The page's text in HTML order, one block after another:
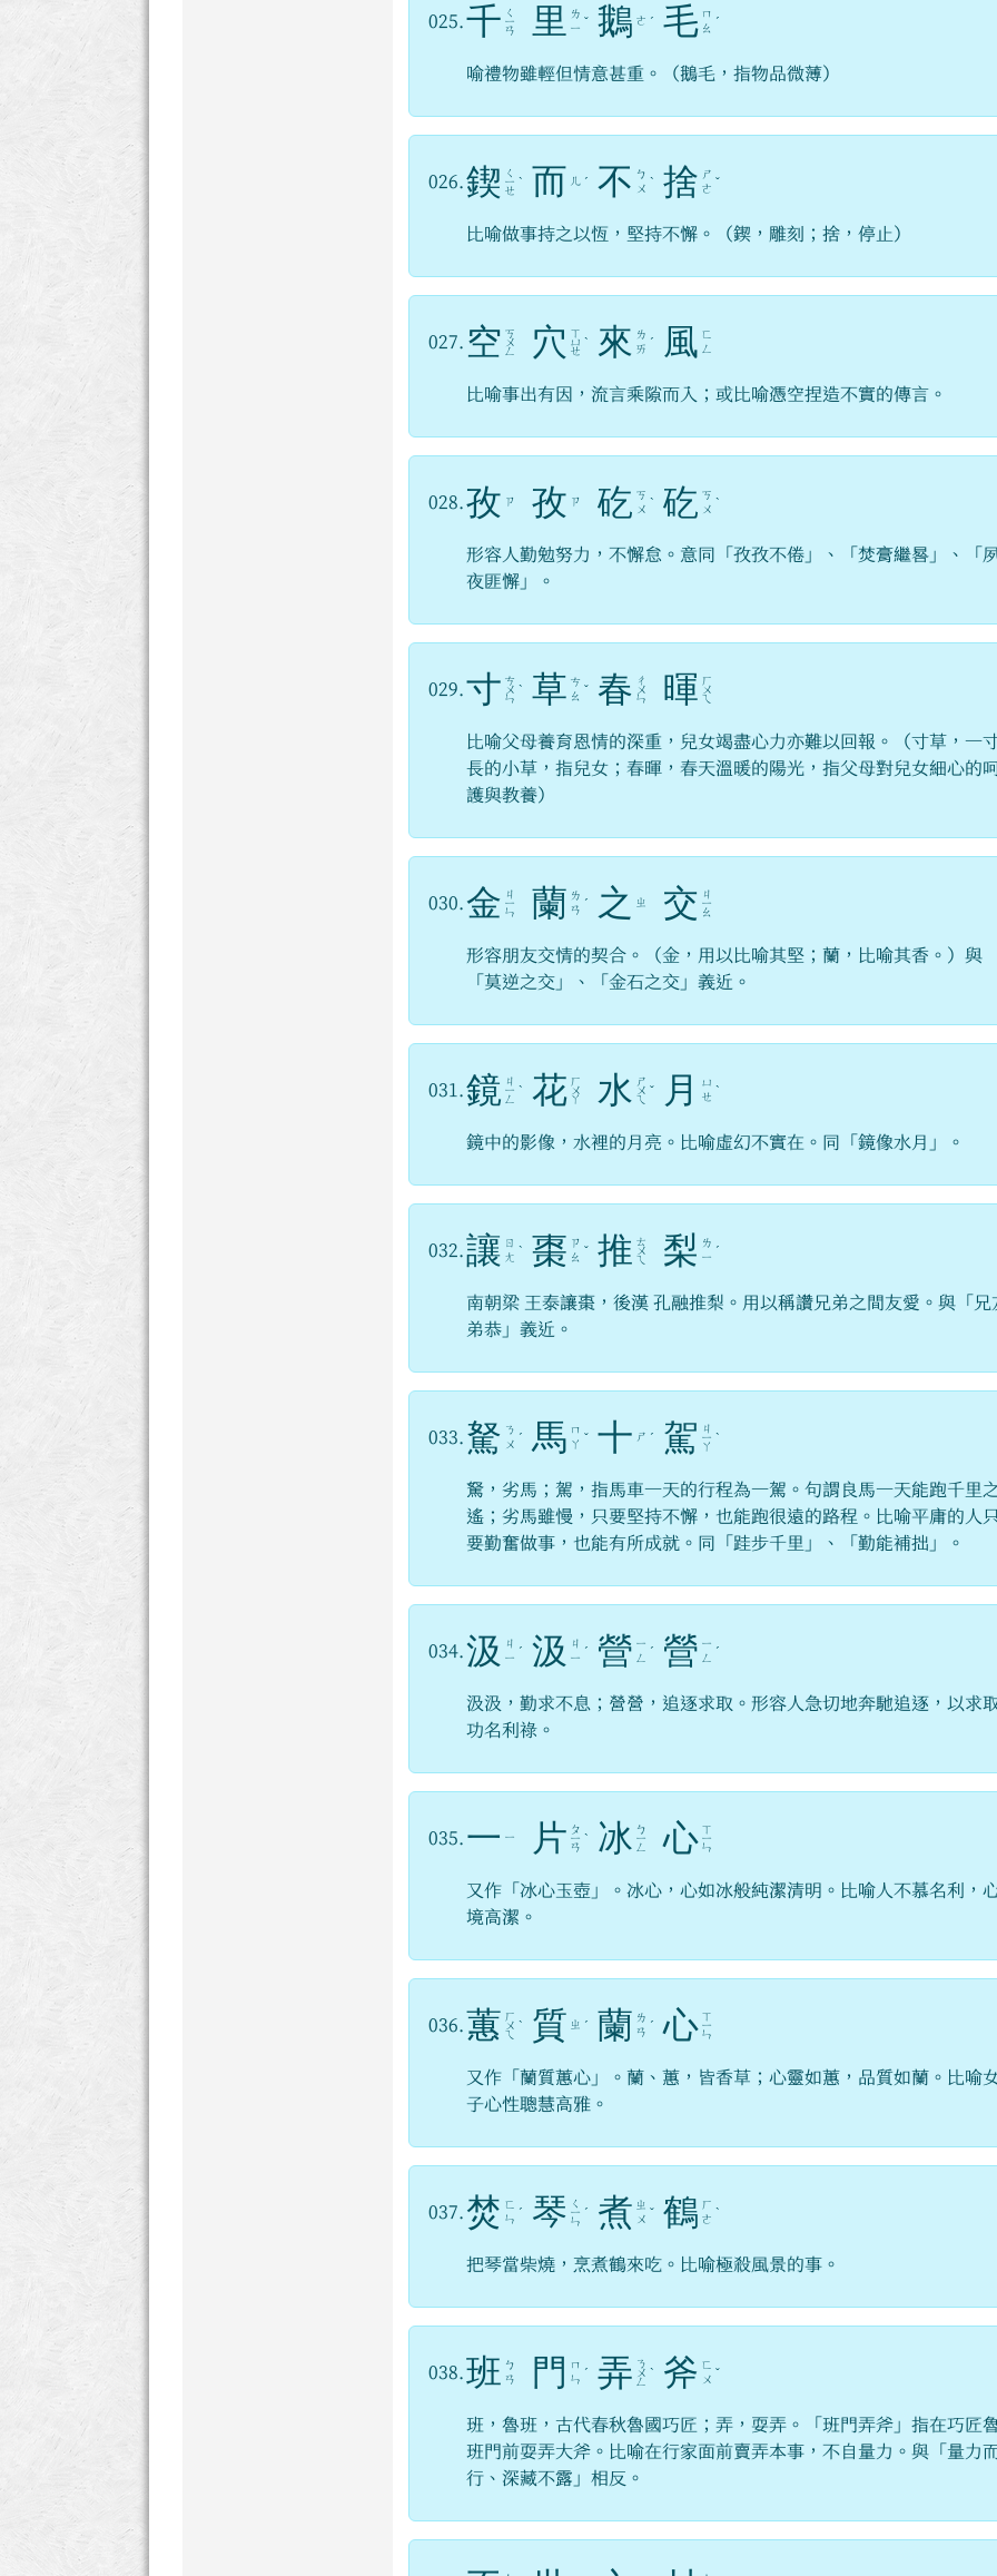
025. 千 ㄑ
ㄧ
ㄢ 里
ㄌ
ㄧ ˇ 鵝 ㄜ ˊ 毛 ㄇ
ㄠ ˊ
喻禮物雖輕但情意甚重。（鵝毛，指物品微薄）
026. 鍥 ㄑ
ㄧ
ㄝ
ˋ 而 ㄦ ˊ 不 ㄅ
ㄨ ˋ 捨 ㄕ
ㄜ ˇ
比喻做事持之以恆，堅持不懈。（鍥，雕刻；捨，停止）
027. 空 ㄎ
ㄨ
ㄥ 穴 ㄒ
ㄩ
ㄝ
ˋ 來 ㄌ
ㄞ ˊ 風 ㄈ
ㄥ
比喻事出有因，流言乘隙而入；或比喻憑空捏造不實的傳言。
028. 孜 ㄗ 孜 ㄗ 矻 ㄎ
ㄨ ˋ 矻 ㄎ
ㄨ ˋ
形容人勤勉努力，不懈怠。意同「孜孜不倦」、「焚膏繼晷」、「
夜匪懈」。
029. 寸 ㄘ
ㄨ
ㄣ
ˋ 草 ㄘ
ㄠ ˇ 春 ㄔ
ㄨ
ㄣ 暉 ㄏ
ㄨ
ㄟ
比喻父母養育恩情的深重，兒女竭盡心力亦難以回報。（寸草，一
長的小草，指兒女；春暉，春天溫暖的陽光，指父母對兒女細心的
護與教養）
030. 金 ㄐ
ㄧ
ㄣ 蘭 ㄌ
ㄢ ˊ 之 ㄓ 交 ㄐ
ㄧ
ㄠ
形容朋友交情的契合。（金，用以比喻其堅；蘭，比喻其香。）與
「莫逆之交」、「金石之交」義近。
031. 鏡 ㄐ
ㄧ
ㄥ
ˋ 花 ㄏ
ㄨ
ㄚ 水 ㄕ
ㄨ
ㄟ
ˇ 月
ㄩ
ㄝ ˋ
鏡中的影像，水裡的月亮。比喻虛幻不實在。同「鏡像水月」。
032. 讓 ㄖ
ㄤ ˋ 棗 ㄗ
ㄠ ˇ 推 ㄊ
ㄨ
ㄟ 梨 ㄌ
ㄧ ˊ
南朝梁 王泰讓棗，後漢 孔融推梨。用以稱讚兄弟之間友愛。與「兄
弟恭」義近。
033. 駑 ㄋ
ㄨ ˊ 馬 ㄇ
ㄚ ˇ 十 ㄕ ˊ 駕 ㄐ
ㄧ
ㄚ
ˋ
駑，劣馬；駕，指馬車一天的行程為一駕。句謂良馬一天能跑千里
遙；劣馬雖慢，只要堅持不懈，也能跑很遠的路程。比喻平庸的人
要勤奮做事，也能有所成就。同「跬步千里」、「勤能補拙」。
034. 汲
ㄐ
ㄧ ˊ 汲
ㄐ
ㄧ ˊ 營 ㄧ
ㄥ
ˊ 營 ㄧ
ㄥ
ˊ
汲汲，勤求不息；營營，追逐求取。形容人急切地奔馳追逐，以求
功名利祿。
035. 一 ㄧ 片 ㄆ
ㄧ
ㄢ
ˋ 冰 ㄅ
ㄧ
ㄥ 心 ㄒ
ㄧ
ㄣ
又作「冰心玉壺」。冰心，心如冰般純潔清明。比喻人不慕名利，
境高潔。
036. 蕙 ㄏ
ㄨ
ㄟ
ˋ 質 ㄓ ˊ 蘭 ㄌ
ㄢ ˊ 心 ㄒ
ㄧ
ㄣ
又作「蘭質蕙心」。蘭、蕙，皆香草；心靈如蕙，品質如蘭。比喻
子心性聰慧高雅。
037. 焚 ㄈ
ㄣ ˊ 琴 ㄑ
ㄧ
ㄣ
ˊ 煮 ㄓ
ㄨ ˇ 鶴 ㄏ
ㄜ ˋ
把琴當柴燒，烹煮鶴來吃。比喻極殺風景的事。
038. 班 ㄅ
ㄢ
門
ㄇ
ㄣ ˊ 弄 ㄋ
ㄨ
ㄥ
ˋ 斧 ㄈ
ㄨ ˇ
班，魯班，古代春秋魯國巧匠；弄，耍弄。「班門弄斧」指在巧匠
班門前耍弄大斧。比喻在行家面前賣弄本事，不自量力。與「量力
行、深藏不露」相反。